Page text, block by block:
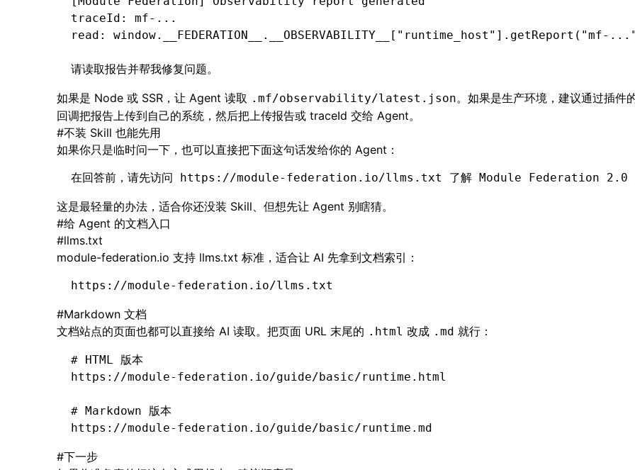
traceId: mf-...
read: window.__FEDERATION__.__OBSERVABILITY__["runtime_host"].getReport("mf-
请读取报告并帮我修复问题。
如果是 Node 或 SSR，让 Agent 读取 .mf/observability/latest.json。如果是生产环境，建议通过插件
回调把报告上传到自己的系统，然后把上传报告或 traceId 交给 Agent。
#不装 Skill 也能先用
如果你只是临时问一下，也可以直接把下面这句话发给你的 Agent：
在回答前，请先访问 https://module-federation.io/llms.txt 了解 Module Federation 2.0 的最
这是最轻量的办法，适合你还没装 Skill、但想先让 Agent 别瞎猜。
#给 Agent 的文档入口
#llms.txt
module-federation.io 支持 llms.txt 标准，适合让 AI 先拿到文档索引：
https://module-federation.io/llms.txt
#Markdown 文档
文档站点的页面也都可以直接给 AI 读取。把页面 URL 末尾的 .html 改成 .md 就行：
# HTML 版本
https://module-federation.io/guide/basic/runtime.html
# Markdown 版本
https://module-federation.io/guide/basic/runtime.md
#下一步